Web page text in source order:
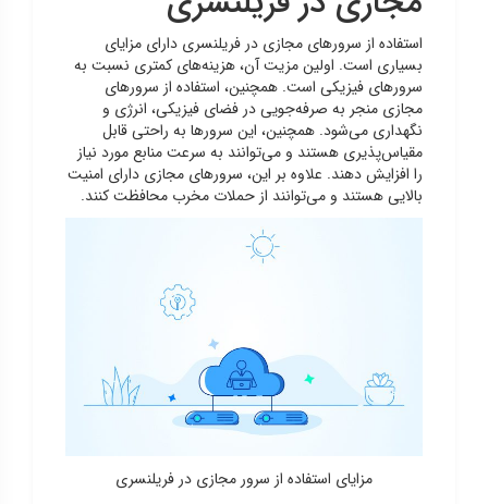
استفاده از سرورهای مجازی در فریلنسری دارای مزایای
بسیاری است. اولین مزیت آن، هزینه‌های کمتری نسبت به
سرورهای فیزیکی است. همچنین، استفاده از سرورهای
مجازی منجر به صرفه‌جویی در فضای فیزیکی، انرژی و
نگهداری می‌شود. همچنین، این سرورها به راحتی قابل
مقیاس‌پذیری هستند و می‌توانند به سرعت منابع مورد نیاز
را افزایش دهند. علاوه بر این، سرورهای مجازی دارای امنیت
بالایی هستند و می‌توانند از حملات مخرب محافظت کنند.
مزایای استفاده از سرور مجازی در فریلنسری